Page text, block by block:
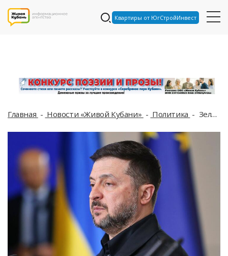
Квартиры от ЮгСтройИнвест
Главная Новости «Живой Кубани» Политика Зеленский требует от Мадьяра вернуть 75 миллионов, которые Орбан изъял у инкассаторов СБУ